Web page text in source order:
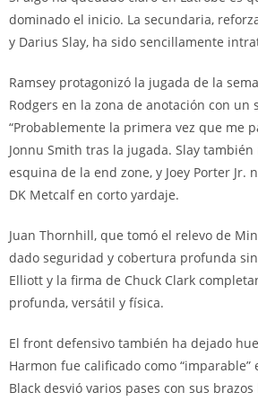
dominado el inicio. La secundaria,
y Darius Slay, ha sido sencillamente
Ramsey protagonizó la jugada de la
Rodgers en la zona de anotación con un
“Probablemente la primera vez que me
Jonnu Smith tras la jugada. Slay
esquina de la end zone, y Joey Porter Jr.
DK Metcalf en corto yardaje.
Juan Thornhill, que tomó el relevo de
dado seguridad y cobertura profunda
Elliott y la firma de Chuck Clark
profunda, versátil y física.
El front defensivo también ha dejado
Harmon fue calificado como “imparable”
Black desvió varios pases con sus